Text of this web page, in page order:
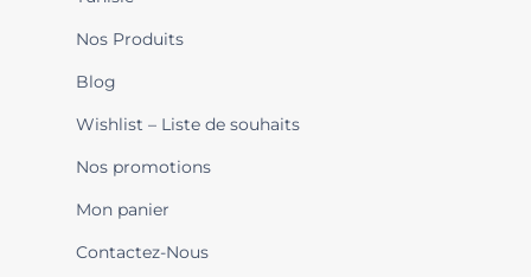
Nos Produits
Blog
Wishlist – Liste de souhaits
Nos promotions
Mon panier
Contactez-Nous